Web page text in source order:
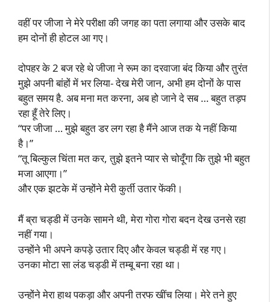
वहीं पर जीजा ने मेरे परीक्षा की जगह का पता लगाया और उसके बाद
हम दोनों ही होटल आ गए।
दोपहर के 2 बज रहे थे जीजा ने रूम का दरवाजा बंद किया और तुरंत
मुझे अपनी बांहों में भर लिया- देख मेरी जान, अभी हम दोनों के पास
बहुत समय है. अब मना मत करना, अब हो जाने दे सब … बहुत तड़प
रहा हूँ तेरे लिए।
“पर जीजा … मुझे बहुत डर लग रहा है मैंने आज तक ये नहीं किया
है।”
“तू बिल्कुल चिंता मत कर, तुझे इतने प्यार से चोदूँगा कि तुझे भी बहुत
मजा आएगा।”
और एक झटके में उन्होंने मेरी कुर्ती उतार फेंकी।
मैं ब्रा चड्डी में उनके सामने थी, मेरा गोरा गोरा बदन देख उनसे रहा
नहीं गया।
उन्होंने भी अपने कपड़े उतार दिए और केवल चड्डी में रह गए।
उनका मोटा सा लंड चड्डी में तम्बू बना रहा था।
उन्होंने मेरा हाथ पकड़ा और अपनी तरफ खींच लिया। मेरे तने हुए